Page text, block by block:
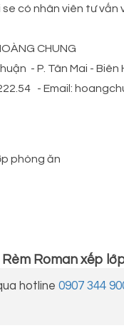
có nhân viên tư vấn
CHUNG
- P. Tân Mai -
- Email:
phòng ăn
Rèm Roman xếp
hotline 0907 344